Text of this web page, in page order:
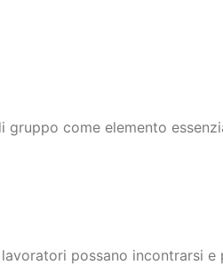
come elemento
possano incontrarsi e